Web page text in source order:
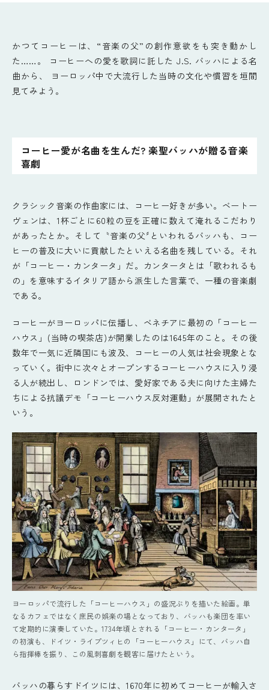
かつてコーヒーは、“音楽の父”の創作意欲をも突き動かし
た……。 コーヒーへの愛を歌詞に託した J.S. バッハによる名
曲から、 ヨーロッパ中で大流行した当時の文化や慣習を垣間
見てみよう。
コーヒー愛が名曲を生んだ? 楽聖バッハが贈る音楽
喜劇
クラシック音楽の作曲家には、コーヒー好きが多い。ベートー
ヴェンは、1杯ごとに60粒の豆を正確に数えて淹れるこだわり
があったとか。そして〝音楽の父〞といわれるバッハも、コー
ヒーの普及に大いに貢献したといえる名曲を残している。それ
が「コーヒー・カンタータ」だ。カンタータとは「歌われるも
の」を意味するイタリア語から派生した言葉で、一種の音楽劇
である。
コーヒーがヨーロッパに伝播し、ベネチアに最初の「コーヒー
ハウス」(当時の喫茶店)が開業したのは1645年のこと。その後
数年で一気に近隣国にも波及、コーヒーの人気は社会現象とな
っていく。街中に次々とオープンするコーヒーハウスに入り浸
る人が続出し、ロンドンでは、愛好家である夫に向けた主婦た
ちによる抗議デモ「コーヒーハウス反対運動」が展開されたと
いう。
ヨーロッパで流行した「コーヒーハウス」の盛況ぶりを描いた絵画。単
なるカフェではなく庶民の娯楽の場となっており、バッハも楽団を率い
て定期的に演奏していた。1734年頃とされる「コーヒー・カンタータ」
の初演も、ドイツ・ライプツィヒの「コーヒーハウス」にて、バッハ自
ら指揮棒を振り、この風刺喜劇を観客に届けたという。
バッハの暮らすドイツには、1670年に初めてコーヒーが輸入さ